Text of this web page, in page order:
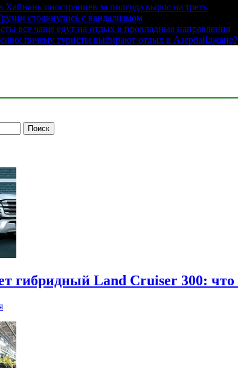
иностранцев за полгода вырос на треть
столкнулись с вандализмом
все чаще едут на отдых в прохладные направления
почему туристы выбирают отдых в Азербайджане?
гибридный Land Cruiser 300: